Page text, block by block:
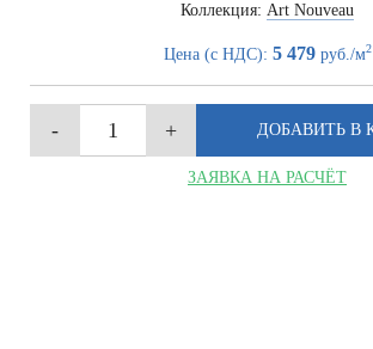
Коллекция: Art Nouveau
Цена (с НДС): 5 479руб./м2
ЗАЯВКА НА РАСЧЁТ